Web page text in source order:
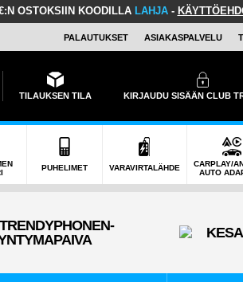
OSTOKSIIN KOODILLA LAHJA-
PALAUTUKSET ASIAKASPALVELU
TILAUKSEN TILA KIRJAUDU SISÄÄN CLUB
PUHELIMET VARAVIRTALÄHDE
CARPLAY/
AUTO